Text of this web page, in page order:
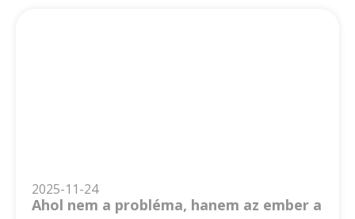
2025-11-24
Ahol nem a probléma, hanem az ember a